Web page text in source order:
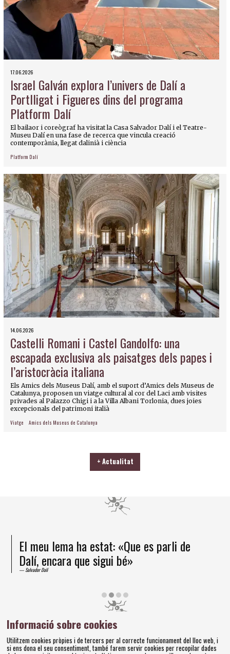
17.06.2026
Israel Galván explora l’univers de Dalí a
Portlligat i Figueres dins del programa
Platform Dalí
El bailaor i coreògraf ha visitat la Casa Salvador Dalí i el Teatre-
Museu Dalí en una fase de recerca que vincula creació
contemporània, llegat dalinià i ciència
Platform Dalí
14.06.2026
Castelli Romani i Castel Gandolfo: una
escapada exclusiva als paisatges dels papes i
l’aristocràcia italiana
Els Amics dels Museus Dalí, amb el suport d’Amics dels Museus de
Catalunya, proposen un viatge cultural al cor del Laci amb visites
privades al Palazzo Chigi i a la Villa Albani Torlonia, dues joies
excepcionals del patrimoni italià
Viatge Amics dels Museus de Catalunya
+ Actualitat
El meu lema ha estat: «Que es parli de
Dalí, encara que sigui bé»
Salvador Dalí
Figueres
Informació sobre cookies
Utilitzem cookies pròpies i de tercers per al correcte funcionament del lloc web, i
si ens dona el seu consentiment, també farem servir cookies per recopilar dades